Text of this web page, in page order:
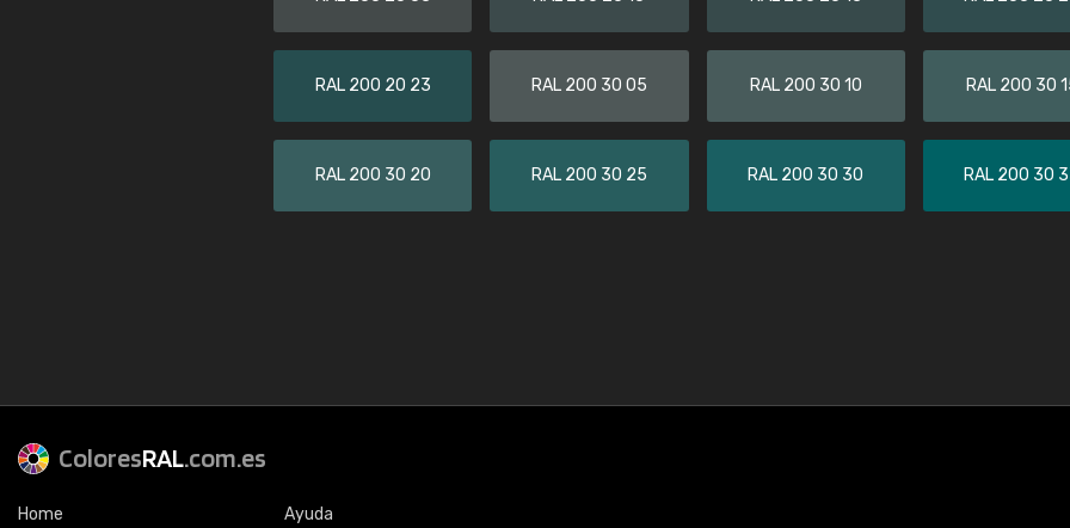
RAL 200 20 23 RAL 200 30 05 RAL 200 30 10 RAL 200 30
RAL 200 30 20 RAL 200 30 25 RAL 200 30 30 RAL 200 30
ColoresRAL.com.es
Home Ayuda